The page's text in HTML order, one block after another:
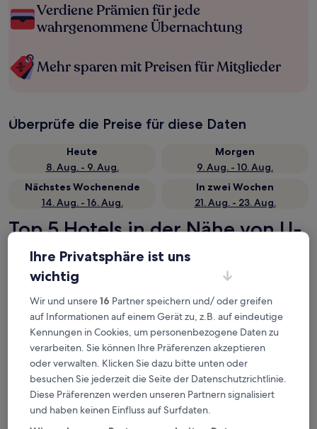
Verdiene Prämien für jede
wahrgenommene Übernachtung
Mehr sparen mit Preisen für Mitglieder
Überprüfe die Preise für diese Daten
Heute
8. Aug. - 9. Aug.
Morgen
9. Aug. - 10. Aug.
Nächstes Wochenende
14. Aug. - 16. Aug.
In zwei Wochen
21. Aug. - 23. Aug.
Top 5 Hotels in der Nähe von U-
Bahn-Station Caicuo auf einen
Blick
C&D Hotel,Xiamen Xiang'an— 4.5-Sterne-Hotel in Bezirk
Xiang'an, 8,8 km von U-Bahn-Station Caicuo entfernt.
Gästebewertung: 9,8/10 — Außergewöhnlich.
Courtyard By Marriott Xiamen Xiang’An— 4-Sterne-Hotel in
Bezirk Xiang'an, 6,8 km von U-Bahn-Station Caicuo entfernt.
Gästebewertung: 9,0/10 — Wunderbar.
Yihohotel Xiang'An Xiamen
— 3.5-Sterne-Hotel in Bezirk
Xiang'an, 7,1 km von U-Bahn-Station Caicuo entfernt.
Gästebewertung: 8,4/10 — Sehr gut.
Ihre Privatsphäre ist uns
wichtig
Wir und unsere16 Partner speichern und/ oder greifen
auf Informationen auf einem Gerät zu, z.B. auf eindeutige
Kennungen in Cookies, um personenbezogene Daten zu
verarbeiten. Sie können Ihre Präferenzen akzeptieren
oder verwalten. Klicken Sie dazu bitte unten oder
besuchen Sie jederzeit die Seite der Datenschutzrichtlinie.
Diese Präferenzen werden unseren Partnern signalisiert
und haben keinen Einfluss auf Surfdaten.